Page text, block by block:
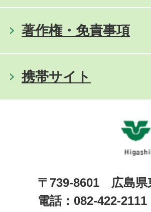
著作権・免責事項
携帯サイト
〒739-8601 広島
電話：082-422-2111